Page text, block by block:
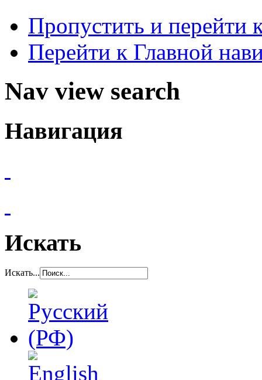
Пропустить и перейти
Перейти к Главной
Nav view search
Навигация
Искать
Искать...